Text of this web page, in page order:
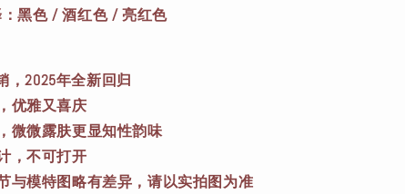
黑色 / 酒红色 / 亮红色
，2025年全新回归
优雅又喜庆
微微露肤更显知性韵味
，不可打开
与模特图略有差异，请以实拍图为准